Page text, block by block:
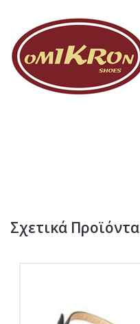
Σχετικά Προϊόντα